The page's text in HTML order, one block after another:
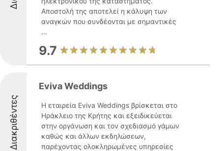
Αποστολή της αποτελεί η κάλυψη των
αναγκών που συνδέονται με σημαντικές
...
9.7
Διακριθέντες
Eviva Weddings
Η εταιρεία Eviva Weddings βρίσκεται στο
Ηράκλειο της Κρήτης και εξειδικεύεται
στην οργάνωση και τον σχεδιασμό γάμων
καθώς και άλλων εκδηλώσεων,
παρέχοντας ολοκληρωμένες υπηρεσίες